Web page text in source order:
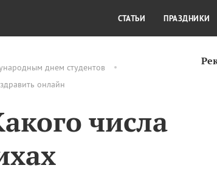
днем студентов
онлайн
числа
КУЛЬТУРА
СТАТЬИ ПРАЗДНИКИ